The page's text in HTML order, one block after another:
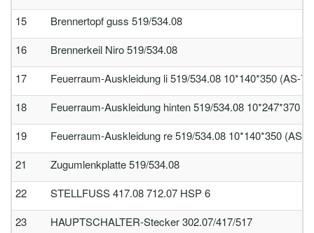
15
Brennertopf guss 519/534.08
16
Brennerkeil Niro 519/534.08
17
Feuerraum-Auskleidung li 519/534.08 10*140*350 (AS-
18
Feuerraum-Auskleidung hinten 519/534.08 10*247*370
19
Feuerraum-Auskleidung re 519/534.08 10*140*350 (AS-
21
Zugumlenkplatte 519/534.08
22
STELLFUSS 417.08 712.07 HSP 6
23
HAUPTSCHALTER-Stecker 302.07/417/517